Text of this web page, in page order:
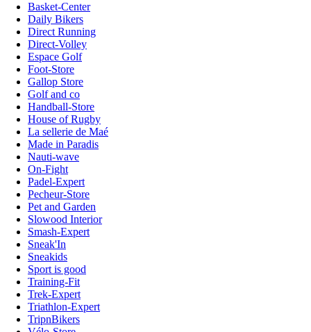
Basket-Center
Daily Bikers
Direct Running
Direct-Volley
Espace Golf
Foot-Store
Gallop Store
Golf and co
Handball-Store
House of Rugby
La sellerie de Maé
Made in Paradis
Nauti-wave
On-Fight
Padel-Expert
Pecheur-Store
Pet and Garden
Slowood Interior
Smash-Expert
Sneak'In
Sneakids
Sport is good
Training-Fit
Trek-Expert
Triathlon-Expert
TripnBikers